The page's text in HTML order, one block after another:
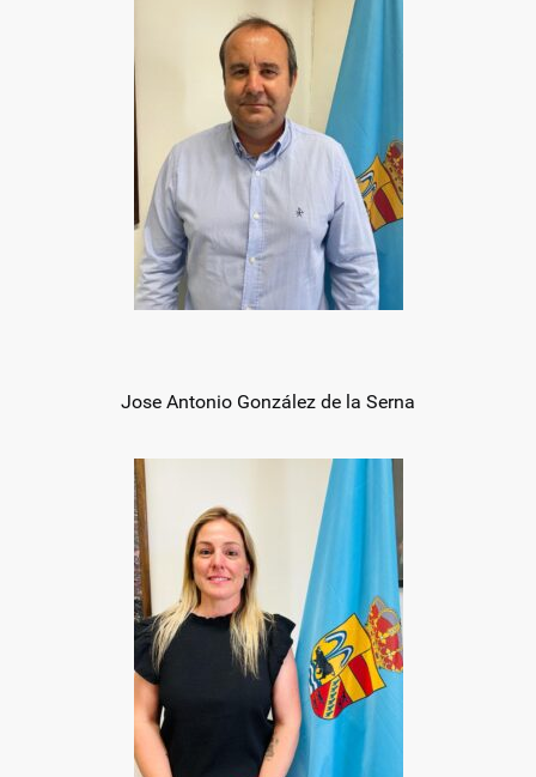
Jose Antonio González de la Serna